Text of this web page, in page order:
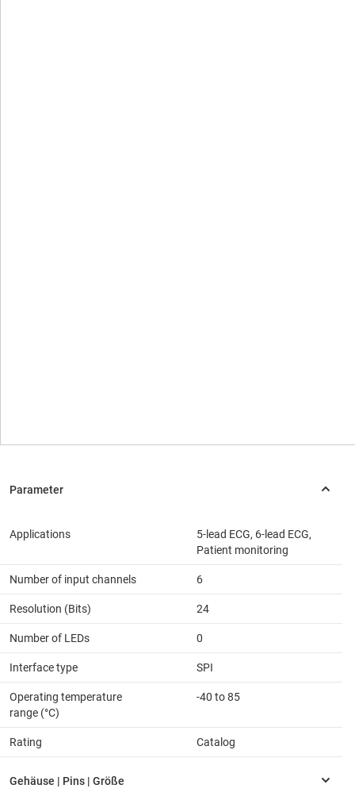
Applications
5-lead ECG, 6-lead ECG,
Patient monitoring
Number of input channels 6
Resolution (Bits) 24
Number of LEDs 0
Interface type SPI
Operating temperature
range (°C)
-40 to 85
Rating Catalog